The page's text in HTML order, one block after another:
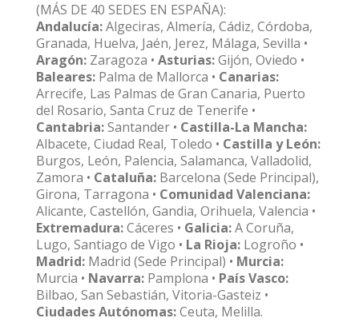
(MÁS DE 40 SEDES EN ESPAÑA):
Andalucía:Algeciras, Almería, Cádiz, Córdoba,
Granada, Huelva, Jaén, Jerez, Málaga, Sevilla •
Aragón: Zaragoza • Asturias:Gijón, Oviedo •
Baleares: Palma de Mallorca • Canarias:
Arrecife, Las Palmas de Gran Canaria, Puerto
del Rosario, Santa Cruz de Tenerife •
Cantabria:Santander • Castilla-La Mancha:
Albacete, Ciudad Real, Toledo • Castilla y León:
Burgos, León, Palencia, Salamanca, Valladolid,
Zamora • Cataluña: Barcelona (Sede Principal),
Girona, Tarragona • Comunidad Valenciana:
Alicante, Castellón, Gandia, Orihuela, Valencia •
Extremadura:Cáceres • Galicia:A Coruña,
Lugo, Santiago de Vigo • La Rioja: Logroño •
Madrid: Madrid (Sede Principal) • Murcia:
Murcia • Navarra: Pamplona • País Vasco:
Bilbao, San Sebastián, Vitoria-Gasteiz •
Ciudades Autónomas:Ceuta, Melilla.